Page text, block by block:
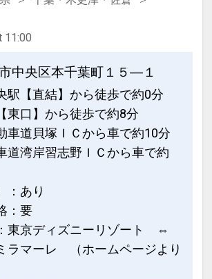
11:00
中央区本千葉町１５―１
駅【直結】から徒歩で約0分
東口】から徒歩で約8分
車道貝塚ＩＣから車で約10分
道湾岸習志野ＩＣから車で約
：あり
：要
東京ディズニーリゾート ⇔
ラマーレ （ホームページより